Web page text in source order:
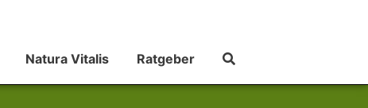
Natura Vitalis Ratgeber